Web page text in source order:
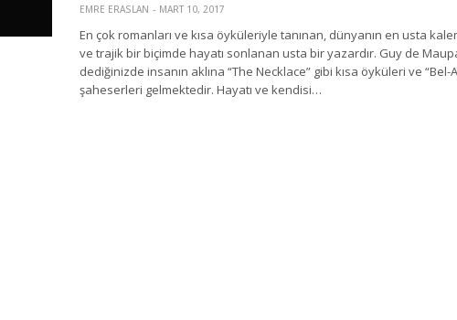
EMRE ERASLAN MART 10, 2017
En çok romanları ve kısa öyküleriyle tanınan, dünyanın en usta
ve trajik bir biçimde hayatı sonlanan usta bir yazardır. Guy de
dediğinizde insanın aklına “The Necklace” gibi kısa öyküleri ve “Bel-
şaheserleri gelmektedir. Hayatı ve kendisi…